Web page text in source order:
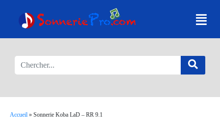
Accueil » Sonnerie Koba LaD – RR 9.1